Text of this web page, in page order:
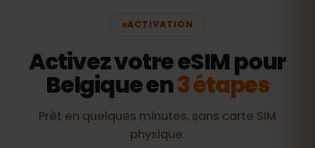
ACTIVATION
Activez votre eSIM pour
Belgique en3 étapes
Prêt en quelques minutes, sans carte SIM
physique.